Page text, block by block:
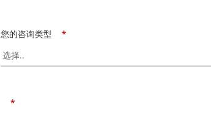
*
您的咨询类型
*